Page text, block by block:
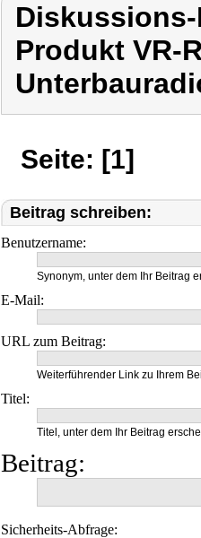
Produkt VR-
Seite: [1]
Beitrag schreiben:
Benutzername:
Synonym, unter dem Ihr Beitrag
E-Mail:
URL zum Beitrag:
Weiterführender Link zu Ihrem
Titel:
Titel, unter dem Ihr Beitrag
Beitrag:
Sicherheits-Abfrage: